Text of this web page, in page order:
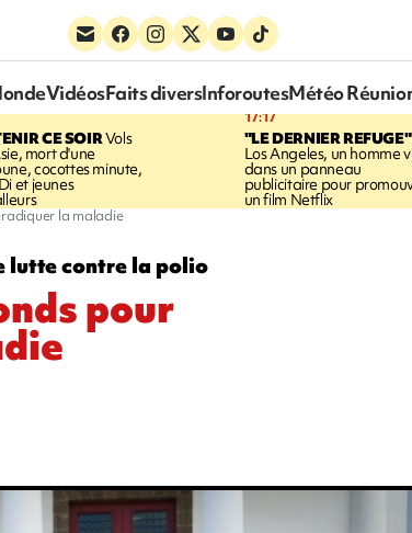
VidéosFaits diversInforoutesMétéo
CE SOIRVols
mort d'une
cocottes minute,
et jeunes
17:17
"LE DERNIER REFUGE"
Los Angeles, un homme
dans un panneau
publicitaire pour
un film Netflix
la maladie
lutte contre la polio
pour